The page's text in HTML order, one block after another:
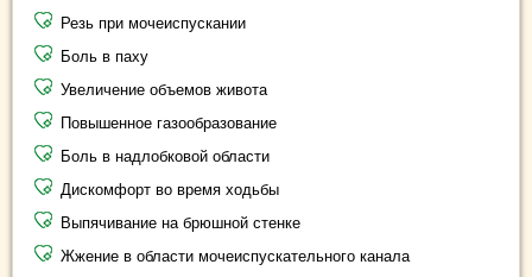
Резь при мочеиспускании
Боль в паху
Увеличение объемов живота
Повышенное газообразование
Боль в надлобковой области
Дискомфорт во время ходьбы
Выпячивание на брюшной стенке
Жжение в области мочеиспускательного канала